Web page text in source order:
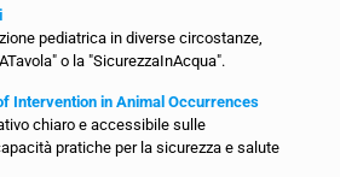
pediatrica in diverse circostanze,
o la "SicurezzaInAcqua".
Intervention in Animal Occurrences
chiaro e accessibile sulle
pratiche per la sicurezza e salute